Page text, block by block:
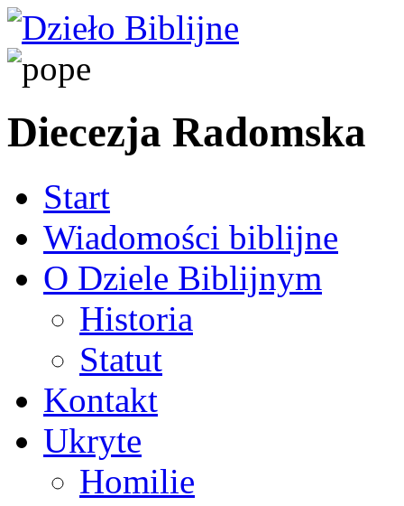
Diecezja Radomska
Start
Wiadomości biblijne
O Dziele Biblijnym
Historia
Statut
Kontakt
Ukryte
Homilie